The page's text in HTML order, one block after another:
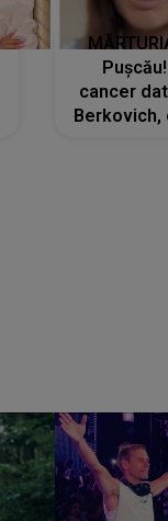
cancer
Berkovich,